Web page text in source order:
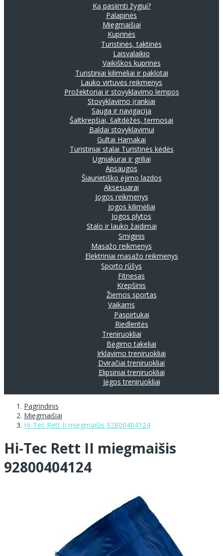
Ką pasiimti žygiui?
Palapinės
Miegmaišiai
Kuprinės
Turistinės, taktinės
Laisvalaikio
Vaikiškos kuprinės
Turistiniai kilimėliai ir paklotai
Lauko virtuvės reikmenys
Prožektoriai ir stovyklavimo lempos
Stovyklavimo įrankiai
Sauga ir navigacija
Šaltkrepšiai, šaltdėžės, termosai
Baldai stovyklavimui
Gultai Hamakai
Turistiniai stalai Turistinės kėdės
Ugniakurai ir griliai
Apsaugos
Šiaurietiško ėjimo lazdos
Aksesuarai
Jogos reikmenys
Jogos kilimėliai
Jogos plytos
Stalo ir lauko žaidimai
Smiginis
Masažo reikmenys
Elektriniai masažo reikmenys
Sporto rūšys
Fitnesas
Krepšinis
Žiemos sportas
Vaikams
Paspirtukai
Riedlentės
Treniruokliai
Bėgimo takeliai
Irklavimo treniruokliai
Dviračiai treniruokliai
Elipsiniai treniruokliai
Jėgos treniruokliai
Pagrindinis
Miegmaišiai
Hi-Tec Rett II miegmaišis 92800404124
Hi-Tec Rett II miegmaišis
92800404124